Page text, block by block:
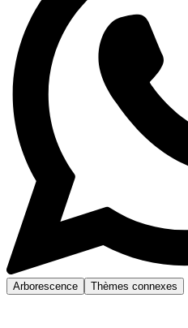
Arborescence Thèmes connexes